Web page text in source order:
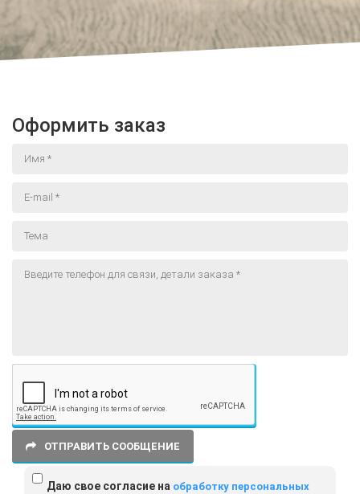
Оформить заказ
ОТПРАВИТЬ СООБЩЕНИЕ
Даю свое согласие на обработку персональных